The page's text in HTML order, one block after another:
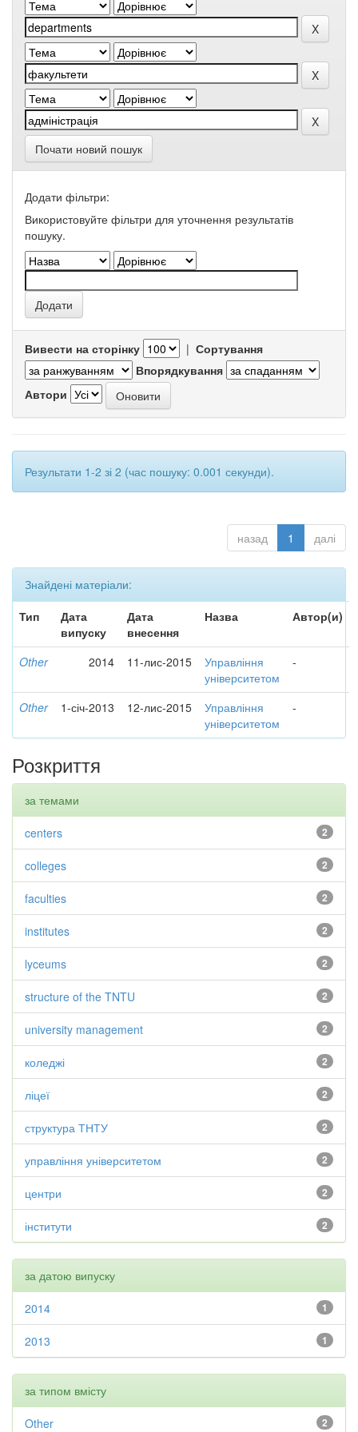
Почати новий пошук
Додати фільтри:
Використовуйте фільтри для уточнення результатів
пошуку.
Вивести на сторінку | Сортування
Впорядкування
Автори
Результати 1-2 зі 2 (час пошуку: 0.001 секунди).
назад 1 далі
Знайдені матеріали:
Тип
Дата
випуску
Дата
внесення
Назва Автор(и)
Other 2014 11-лис-2015
Управління
університетом
-
Other 1-січ-2013 12-лис-2015
Управління
університетом
-
Розкриття
за темами
2
centers
2
colleges
2
faculties
2
institutes
2
lyceums
2
structure of the TNTU
2
university management
2
коледжі
2
ліцеї
2
структура ТНТУ
2
управління університетом
2
центри
2
інститути
за датою випуску
1
2014
1
2013
за типом вмісту
2
Other